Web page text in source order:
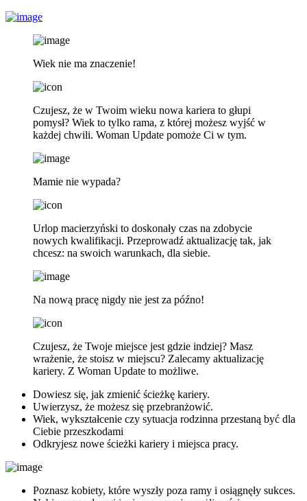
Wiek nie ma znaczenie!
Czujesz, że w Twoim wieku nowa kariera to głupi
pomysł? Wiek to tylko rama, z której możesz wyjść w
każdej chwili. Woman Update pomoże Ci w tym.
Mamie nie wypada?
Urlop macierzyński to doskonały czas na zdobycie
nowych kwalifikacji. Przeprowadź aktualizację tak, jak
chcesz: na swoich warunkach, dla siebie.
Na nową pracę nigdy nie jest za późno!
Czujesz, że Twoje miejsce jest gdzie indziej? Masz
wrażenie, że stoisz w miejscu? Zalecamy aktualizację
kariery. Z Woman Update to możliwe.
Dowiesz się, jak zmienić ścieżkę kariery.
Uwierzysz, że możesz się przebranżowić.
Wiek, wykształcenie czy sytuacja rodzinna przestaną być dla
Ciebie przeszkodami
Odkryjesz nowe ścieżki kariery i miejsca pracy.
Poznasz kobiety, które wyszły poza ramy i osiągnęły sukces.